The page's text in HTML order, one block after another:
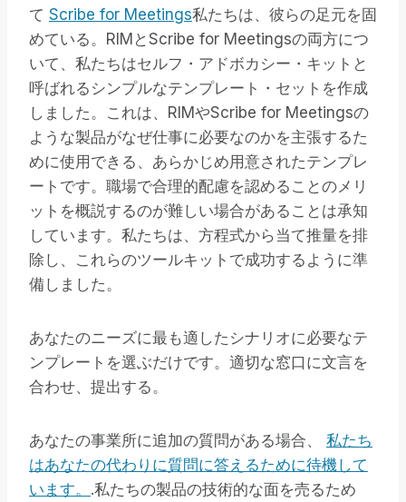
て Scribe for Meetings私たちは、彼らの足元を固
めている。RIMとScribe for Meetingsの両方につ
いて、私たちはセルフ・アドボカシー・キットと
呼ばれるシンプルなテンプレート・セットを作成
しました。これは、RIMやScribe for Meetingsの
ような製品がなぜ仕事に必要なのかを主張するた
めに使用できる、あらかじめ用意されたテンプレ
ートです。職場で合理的配慮を認めることのメリ
ットを概説するのが難しい場合があることは承知
しています。私たちは、方程式から当て推量を排
除し、これらのツールキットで成功するように準
備しました。
あなたのニーズに最も適したシナリオに必要なテ
ンプレートを選ぶだけです。適切な窓口に文言を
合わせ、提出する。
あなたの事業所に追加の質問がある場合、 私たち
はあなたの代わりに質問に答えるために待機して
います。 .私たちの製品の技術的な面を売るため